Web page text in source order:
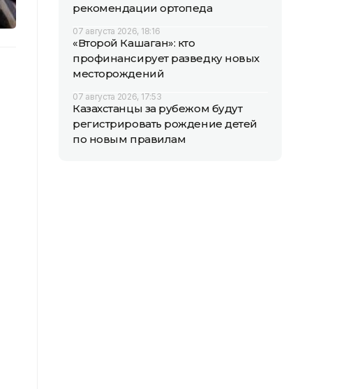
рекомендации ортопеда
07 августа 2026, 18:16
«Второй Кашаган»: кто
профинансирует разведку новых
месторождений
07 августа 2026, 17:53
Казахстанцы за рубежом будут
регистрировать рождение детей
по новым правилам